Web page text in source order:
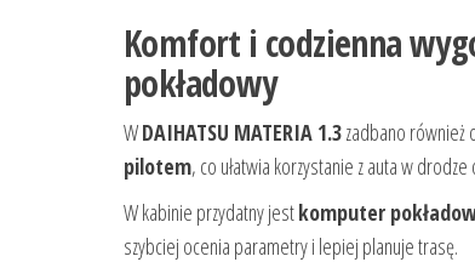
Komfort i codzienna
pokładowy
WDAIHATSU MATERIA 1.3zadbano również
pilotem, co ułatwia korzystanie z auta w
W kabinie przydatny jestkomputer
szybciej ocenia parametry i lepiej planuje trasę.